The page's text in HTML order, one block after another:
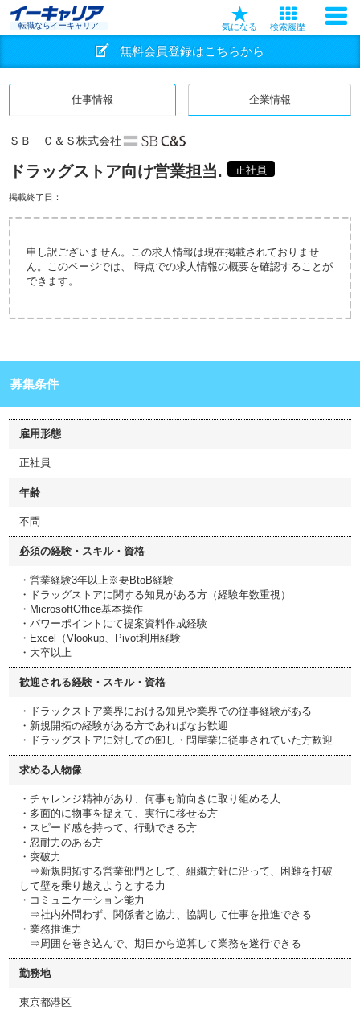
転職ならイーキャリア 気になる 検索履歴
無料会員登録はこちらから
仕事情報 企業情報
ＳＢ Ｃ＆Ｓ株式会社
ドラッグストア向け営業担当. 正社員
掲載終了日：
申し訳ございません。この求人情報は現在掲載されておりませ
ん。このページでは、 時点での求人情報の概要を確認することが
できます。
募集条件
雇用形態
正社員
年齢
不問
必須の経験・スキル・資格
・営業経験3年以上※要BtoB経験
・ドラッグストアに関する知見がある方（経験年数重視）
・MicrosoftOffice基本操作
・パワーポイントにて提案資料作成経験
・Excel（Vlookup、Pivot利用経験
・大卒以上
歓迎される経験・スキル・資格
・ドラックストア業界における知見や業界での従事経験がある
・新規開拓の経験がある方であればなお歓迎
・ドラッグストアに対しての卸し・問屋業に従事されていた方歓迎
求める人物像
・チャレンジ精神があり、何事も前向きに取り組める人
・多面的に物事を捉えて、実行に移せる方
・スピード感を持って、行動できる方
・忍耐力のある方
・突破力
⇒新規開拓する営業部門として、組織方針に沿って、困難を打破
して壁を乗り越えようとする力
・コミュニケーション能力
⇒社内外問わず、関係者と協力、協調して仕事を推進できる
・業務推進力
⇒周囲を巻き込んで、期日から逆算して業務を遂行できる
勤務地
東京都港区